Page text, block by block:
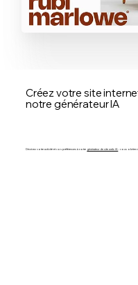
Créez votre site
notre générateur IA
Décrivez votre activité et vos préférences à notre générateur de site web IA : vous